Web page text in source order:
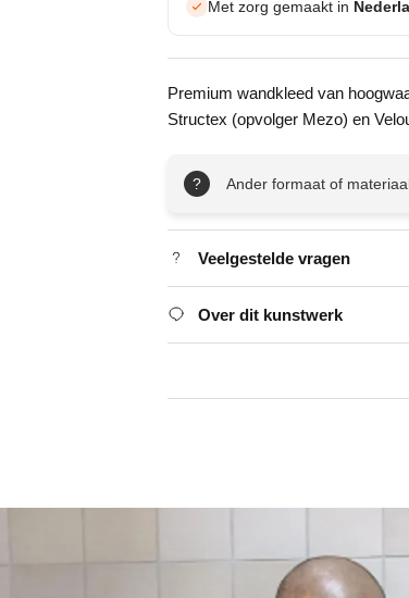
Met zorg gemaakt in
Premium wandkleed van
Structex (opvolger Mezo) en
? Ander formaat of
Veelgestelde vragen
Over dit kunstwerk